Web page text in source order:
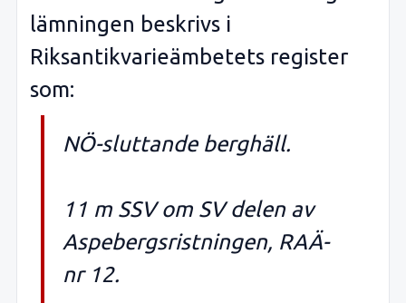
lämningen beskrivs i
Riksantikvarieämbetets register
som:
NÖ-sluttande berghäll.
11 m SSV om SV delen av
Aspebergsristningen, RAÄ-
nr 12.